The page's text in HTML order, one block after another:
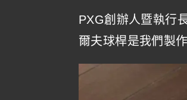
PXG創辦人暨執行
爾夫球桿是我們製